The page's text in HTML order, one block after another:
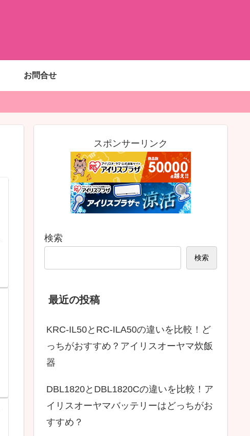
お問合せ
スポンサーリンク
検索
検索
最近の投稿
KRC-IL50とRC-ILA50の違いを比較！ど
っちがおすすめ？アイリスオーヤマ炊飯
器
DBL1820とDBL1820Cの違いを比較！ア
イリスオーヤマバッテリーはどっちがお
すすめ？